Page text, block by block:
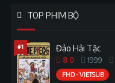
TOP PHIM BỘ
#1 Đảo Hải Tặc
8.0 1999
FHD - VIETSUB